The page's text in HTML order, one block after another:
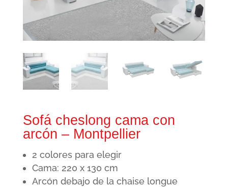
Sofá cheslong cama con
arcón – Montpellier
2 colores para elegir
Cama: 220 x 130 cm
Arcón debajo de la chaise longue